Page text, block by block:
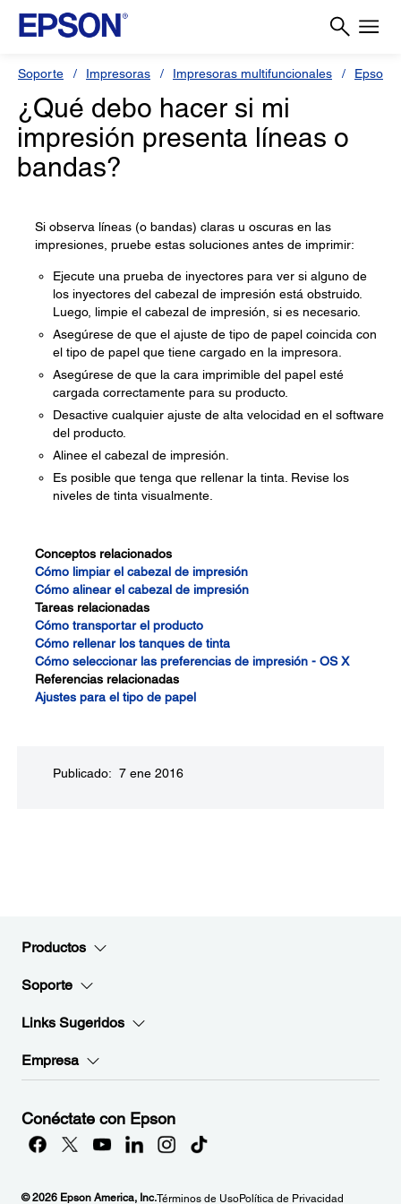
Soporte Impresoras Impresoras multifuncionales Epson L
¿Qué debo hacer si mi
impresión presenta líneas o
bandas?
Si observa líneas (o bandas) claras u oscuras en las
impresiones, pruebe estas soluciones antes de imprimir:
Ejecute una prueba de inyectores para ver si alguno de
los inyectores del cabezal de impresión está obstruido.
Luego, limpie el cabezal de impresión, si es necesario.
Asegúrese de que el ajuste de tipo de papel coincida con
el tipo de papel que tiene cargado en la impresora.
Asegúrese de que la cara imprimible del papel esté
cargada correctamente para su producto.
Desactive cualquier ajuste de alta velocidad en el software
del producto.
Alinee el cabezal de impresión.
Es posible que tenga que rellenar la tinta. Revise los
niveles de tinta visualmente.
Conceptos relacionados
Cómo limpiar el cabezal de impresión
Cómo alinear el cabezal de impresión
Tareas relacionadas
Cómo transportar el producto
Cómo rellenar los tanques de tinta
Cómo seleccionar las preferencias de impresión - OS X
Referencias relacionadas
Ajustes para el tipo de papel
Publicado: 7 ene 2016
Productos
Soporte
Links Sugeridos
Empresa
Conéctate con Epson
© 2026 Epson America, Inc.Términos de UsoPolítica de Privacidad